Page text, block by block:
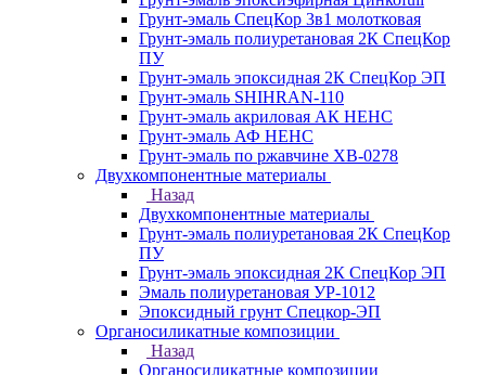
Грунт-эмаль СпецКор 3в1 молотковая
Грунт-эмаль полиуретановая 2К СпецКор
ПУ
Грунт-эмаль эпоксидная 2К СпецКор ЭП
Грунт-эмаль SHIHRAN-110
Грунт-эмаль акриловая АК НЕНС
Грунт-эмаль АФ НЕНС
Грунт-эмаль по ржавчине ХВ-0278
Двухкомпонентные материалы
Назад
Двухкомпонентные материалы
Грунт-эмаль полиуретановая 2К СпецКор
ПУ
Грунт-эмаль эпоксидная 2К СпецКор ЭП
Эмаль полиуретановая УР-1012
Эпоксидный грунт Спецкор-ЭП
Органосиликатные композиции
Назад
Органосиликатные композиции